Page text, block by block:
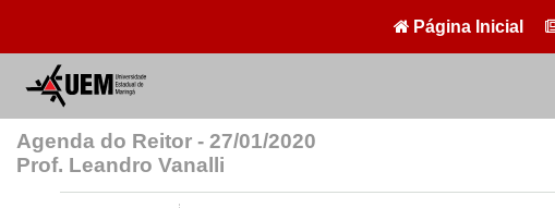
Página Inicial
Agenda do Reitor - 27/01/2020
Prof. Leandro Vanalli